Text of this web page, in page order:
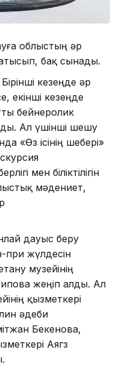
облыстың әр
бақ сынады.
кезеңде әр
екінші кезеңде
бейнеролик
Ал үшінші шешу
«Өз ісінің шебері»
мен біліктілігін
мәдениет,
дауыс беру
жүлдесін
музейінің
жеңіп алды. Ал
қызметкері
әдеби
Бекенова,
Аягөз